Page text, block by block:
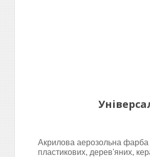
Акрилова аерозольна фарба
пластикових, дерев'яних,